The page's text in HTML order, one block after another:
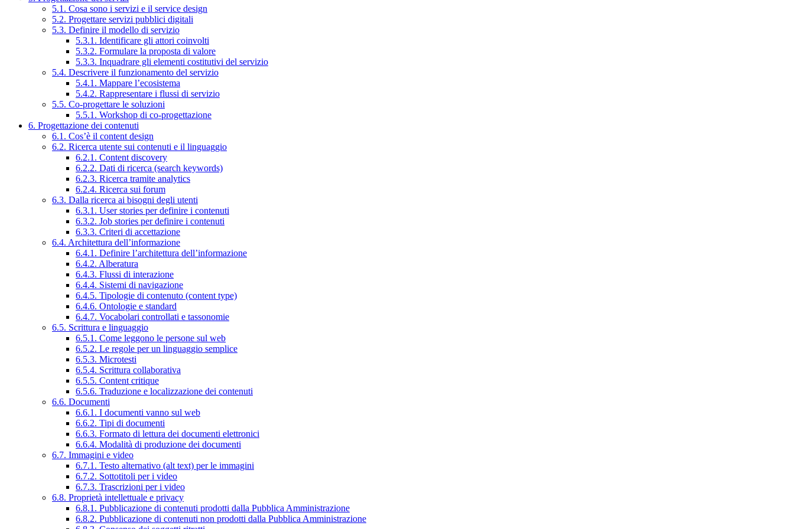
5.1. Cosa sono i servizi e il service design
5.2. Progettare servizi pubblici digitali
5.3. Definire il modello di servizio
5.3.1. Identificare gli attori coinvolti
5.3.2. Formulare la proposta di valore
5.3.3. Inquadrare gli elementi costitutivi del servizio
5.4. Descrivere il funzionamento del servizio
5.4.1. Mappare l’ecosistema
5.4.2. Rappresentare i flussi di servizio
5.5. Co-progettare le soluzioni
5.5.1. Workshop di co-progettazione
6. Progettazione dei contenuti
6.1. Cos’è il content design
6.2. Ricerca utente sui contenuti e il linguaggio
6.2.1. Content discovery
6.2.2. Dati di ricerca (search keywords)
6.2.3. Ricerca tramite analytics
6.2.4. Ricerca sui forum
6.3. Dalla ricerca ai bisogni degli utenti
6.3.1. User stories per definire i contenuti
6.3.2. Job stories per definire i contenuti
6.3.3. Criteri di accettazione
6.4. Architettura dell’informazione
6.4.1. Definire l’architettura dell’informazione
6.4.2. Alberatura
6.4.3. Flussi di interazione
6.4.4. Sistemi di navigazione
6.4.5. Tipologie di contenuto (content type)
6.4.6. Ontologie e standard
6.4.7. Vocabolari controllati e tassonomie
6.5. Scrittura e linguaggio
6.5.1. Come leggono le persone sul web
6.5.2. Le regole per un linguaggio semplice
6.5.3. Microtesti
6.5.4. Scrittura collaborativa
6.5.5. Content critique
6.5.6. Traduzione e localizzazione dei contenuti
6.6. Documenti
6.6.1. I documenti vanno sul web
6.6.2. Tipi di documenti
6.6.3. Formato di lettura dei documenti elettronici
6.6.4. Modalità di produzione dei documenti
6.7. Immagini e video
6.7.1. Testo alternativo (alt text) per le immagini
6.7.2. Sottotitoli per i video
6.7.3. Trascrizioni per i video
6.8. Proprietà intellettuale e privacy
6.8.1. Pubblicazione di contenuti prodotti dalla Pubblica Amministrazione
6.8.2. Pubblicazione di contenuti non prodotti dalla Pubblica Amministrazione